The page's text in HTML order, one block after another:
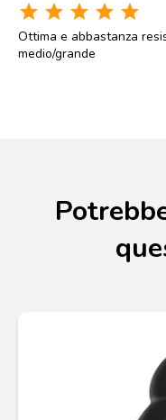
star star star star star
Ottima e abbastanza
medio/grande